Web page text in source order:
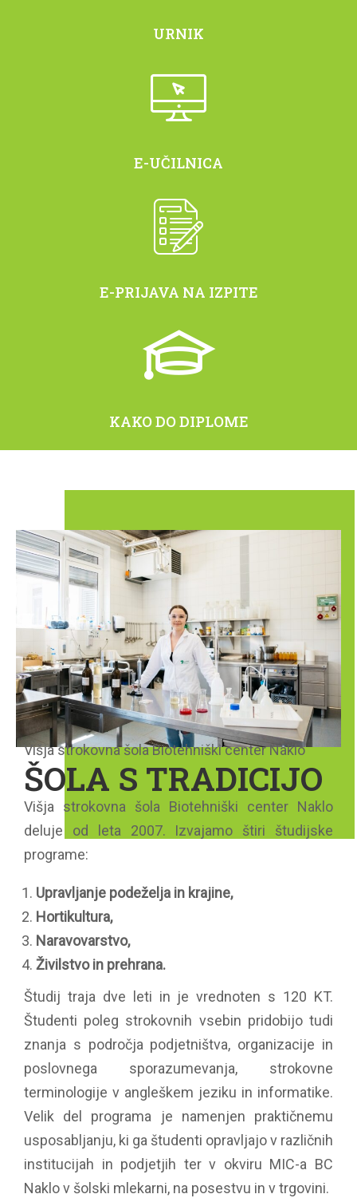
URNIK
E-UČILNICA
E-PRIJAVA NA IZPITE
KAKO DO DIPLOME
Višja strokovna šola Biotehniški center Naklo
ŠOLA S TRADICIJO
Višja strokovna šola Biotehniški center Naklo
deluje od leta 2007. Izvajamo štiri študijske
programe:
Upravljanje podeželja in krajine,
Hortikultura,
Naravovarstvo,
Živilstvo in prehrana.
Študij traja dve leti in je vrednoten s 120 KT.
Študenti poleg strokovnih vsebin pridobijo tudi
znanja s področja podjetništva, organizacije in
poslovnega sporazumevanja, strokovne
terminologije v angleškem jeziku in informatike.
Velik del programa je namenjen praktičnemu
usposabljanju, ki ga študenti opravljajo v različnih
institucijah in podjetjih ter v okviru MIC-a BC
Naklo v šolski mlekarni, na posestvu in v trgovini.